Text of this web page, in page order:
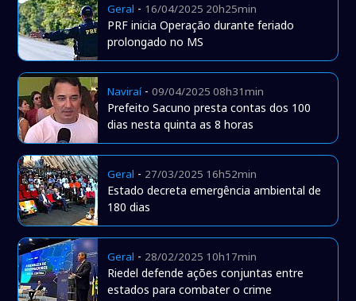
Geral - 16/04/2025 20h25min
PRF inicia Operação durante feriado
prolongado no MS
Naviraí-09/04/2025 08h31min
Prefeito Sacuno presta contas dos 100
dias nesta quinta as 8 horas
Geral - 27/03/2025 16h52min
Estado decreta emergência ambiental de
180 dias
Geral - 28/02/2025 10h17min
Riedel defende ações conjuntas entre
estados para combater o crime